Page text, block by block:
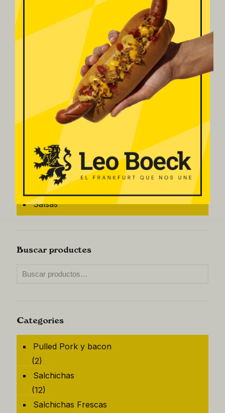
Buscar productos
Filtrar por
Salchichas
Salchichas Frescas
Pulled Pork y bacon
Salsas
Buscar productes
Categories
Pulled Pork y bacon
(2)
Salchichas
(12)
Salchichas Frescas